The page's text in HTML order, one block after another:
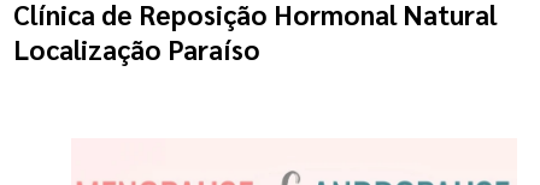
Clínica de Reposição Hormonal Natural
Localização Paraíso